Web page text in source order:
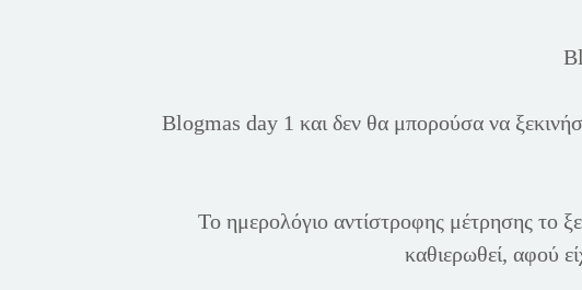
Blogmas day 1 και δεν θα μπορούσα να
Το ημερολόγιο αντίστροφης μέτρησης το
καθιερωθεί, αφού